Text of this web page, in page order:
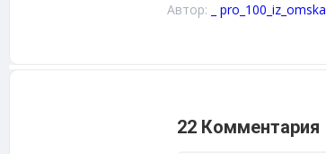
Автор: _ pro_100_iz_omska
22 Комментария